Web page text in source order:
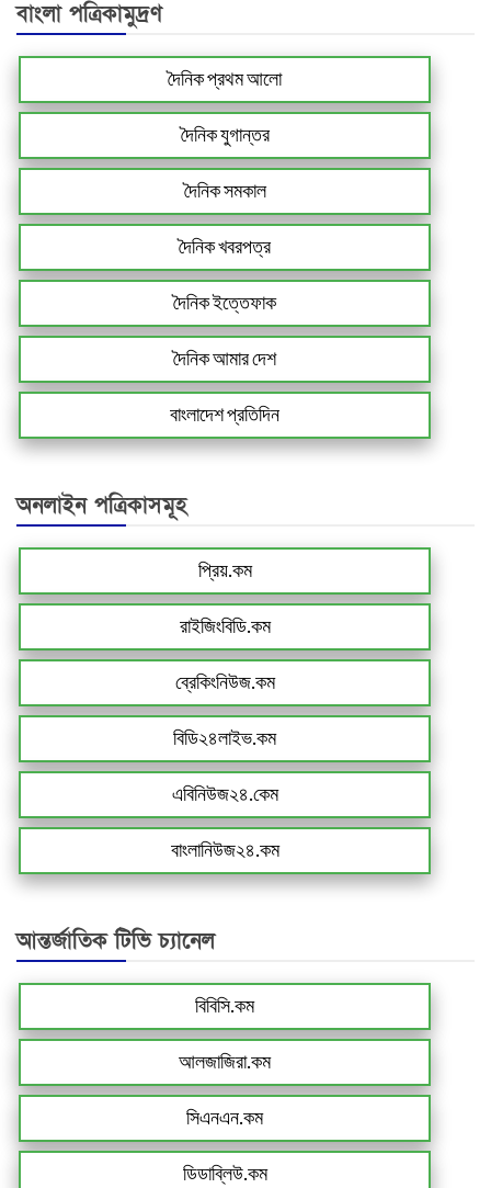
বাংলা পত্রিকামুদ্রণ
দৈনিক প্রথম আলো
দৈনিক যুগান্তর
দৈনিক সমকাল
দৈনিক খবরপত্র
দৈনিক ইত্তেফাক
দৈনিক আমার দেশ
বাংলাদেশ প্রতিদিন
অনলাইন পত্রিকাসমূহ
প্রিয়.কম
রাইজিংবিডি.কম
ব্রেকিংনিউজ.কম
বিডি২৪লাইভ.কম
এবিনিউজ২৪.কেম
বাংলানিউজ২৪.কম
আন্তর্জাতিক টিভি চ্যানেল
বিবিসি.কম
আলজাজিরা.কম
সিএনএন.কম
ডিডাব্লিউ.কম